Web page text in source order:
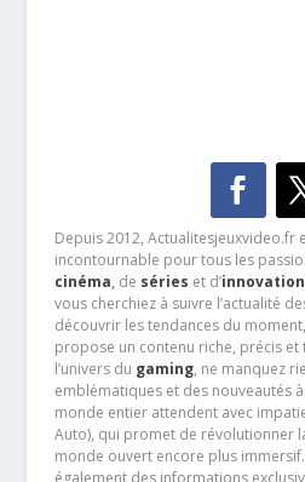
Depuis 2012, Actualitesjeuxvideo.fr
incontournable pour tous les
cinéma,de séries et d’
vous cherchiez à suivre l’actualité
découvrir les tendances du
propose un contenu riche, précis
l’univers du gaming, ne manquez
emblématiques et des nouveautés
monde entier attendent avec
Auto), qui promet de révolutionner
monde ouvert encore plus